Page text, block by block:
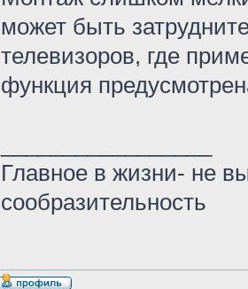
может быть
телевизоров, где
функция
Главное в жизни- не
сообразительность